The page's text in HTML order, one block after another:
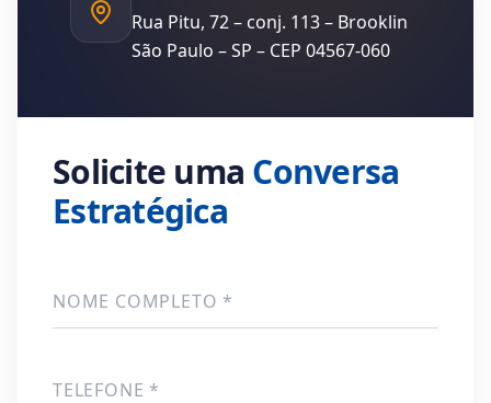
Rua Pitu, 72 – conj. 113 – Brooklin
São Paulo – SP – CEP 04567-060
Solicite uma Conversa
Estratégica
NOME COMPLETO *
TELEFONE *